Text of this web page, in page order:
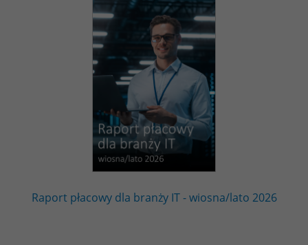
Raport płacowy dla branży IT - wiosna/lato 2026